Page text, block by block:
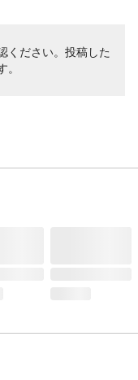
ください。投稿した